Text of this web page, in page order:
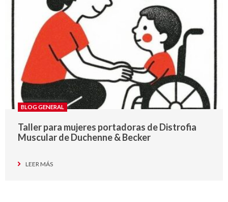
BLOG GENERAL
Taller para mujeres portadoras de Distrofia
Muscular de Duchenne & Becker
LEER MÁS